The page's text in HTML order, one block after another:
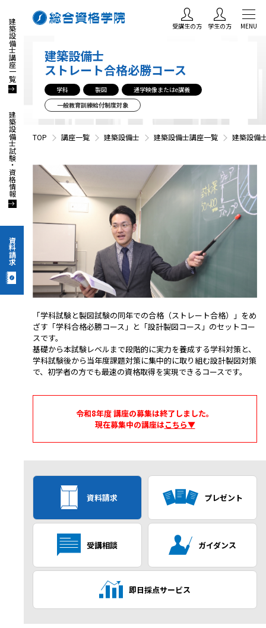
建築設備士講座一覧
建築設備士試験・資格情報
資料請求
受講生の方 学生の方 MENU
建築設備士
ストレート合格必勝コース
学科 製図
通学映像またはe講義
一般教育訓練給付制度対象
TOP 講座一覧 建築設備士 建築設備士講座一覧 建築設備
「学科試験と製図試験の同年での合格（ストレート合格）」をめ
ざす「学科合格必勝コース」と「設計製図コース」のセットコー
スです。
基礎から本試験レベルまで段階的に実力を養成する学科対策と、
学科試験後から当年度課題対策に集中的に取り組む設計製図対策
で、初学者の方でも最速の資格取得を実現できるコースです。
令和8年度 講座の募集は終了しました。
現在募集中の講座はこちら▼
資料請求 プレゼント
受講相談 ガイダンス
即日採点サービス